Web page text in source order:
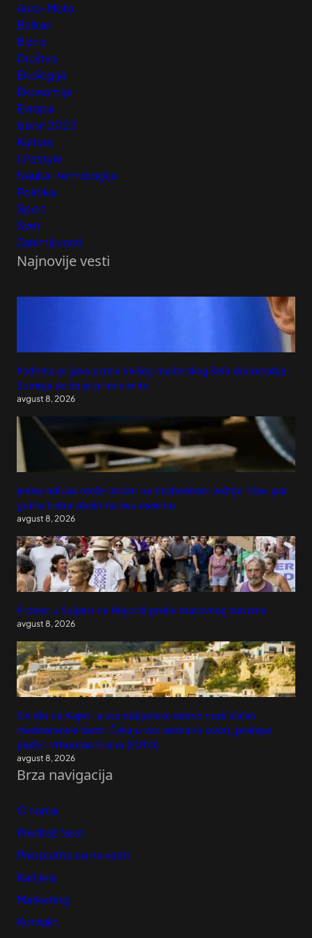
Auto-Moto
Balkan
Biznis
Društvo
Ekologija
Ekonomija
Evropa
Izbori 2023
Kultura
Lifestyle
Nauka i tehnologija
Politika
Sport
Svet
Zanimljivosti
Najnovije vesti
Podneta prijava protiv bivšeg mađarskog šefa diplomatije:
Sumnja se da je primio mito
avgust 8, 2026
Jedna odluka može uticati na bezbednost vožnje: Novi par
guma treba staviti na ovu osovinu
avgust 8, 2026
Protest u Soljeru na Majorki protiv masovnog turizma
avgust 8, 2026
Svi idu na Kapri, a ovo italijansko ostrvo nudi sličan
mediteranski šarm: Čekaju vas termalni izvori, prelepe
plaže i vrhunska hrana (FOTO)
avgust 8, 2026
Brza navigacija
O nama
Predloži Vest
Pretplatite se na vesti
Karijera
Marketing
Kontakt